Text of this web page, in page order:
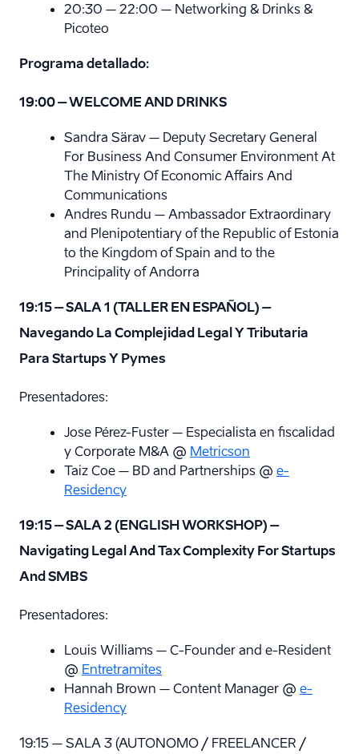
20:30 – 22:00 – Networking & Drinks &
Picoteo
Programa detallado:
19:00 – WELCOME AND DRINKS
Sandra Särav – Deputy Secretary General
For Business And Consumer Environment At
The Ministry Of Economic Affairs And
Communications
Andres Rundu – Ambassador Extraordinary
and Plenipotentiary of the Republic of Estonia
to the Kingdom of Spain and to the
Principality of Andorra
19:15 – SALA 1 (TALLER EN ESPAÑOL) –
Navegando La Complejidad Legal Y Tributaria
Para Startups Y Pymes
Presentadores:
Jose Pérez-Fuster – Especialista en fiscalidad
y Corporate M&A @ Metricson
Taiz Coe – BD and Partnerships @ e-
Residency
19:15 – SALA 2 (ENGLISH WORKSHOP) –
Navigating Legal And Tax Complexity For Startups
And SMBS
Presentadores:
Louis Williams – C-Founder and e-Resident
@ Entretramites
Hannah Brown – Content Manager @ e-
Residency
19:15 – SALA 3 (AUTONOMO / FREELANCER /